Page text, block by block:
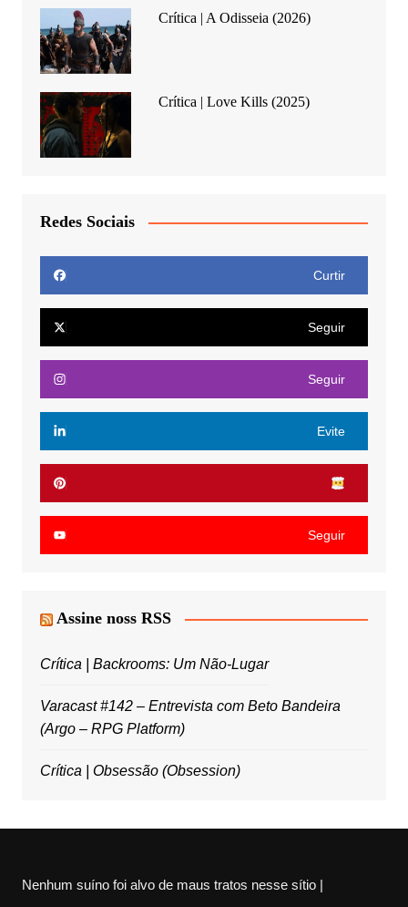
Crítica | A Odisseia (2026)
Crítica | Love Kills (2025)
Redes Sociais
Curtir
Seguir
Seguir
Evite
Seguir
Assine noss RSS
Crítica | Backrooms: Um Não-Lugar
Varacast #142 – Entrevista com Beto Bandeira
(Argo – RPG Platform)
Crítica | Obsessão (Obsession)
Nenhum suíno foi alvo de maus tratos nesse sítio |